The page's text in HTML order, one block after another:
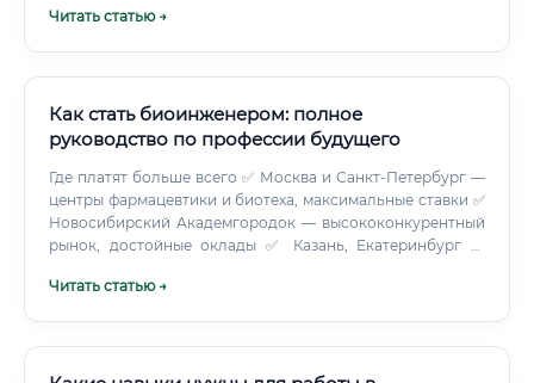
микроорганизмов и растительного сырья как источников
Разработка новых методов анализа состава и свойств
БАВ Оформление результатов исследований в виде
Технологическая деятельность: Разработка и
оптимизация процессов ферментации, экстракции,
хроматографической очистки Работа с биореакторами и
ферментёрами: контроль параметров культивирования
процессов до промышленного уровня (так называемый
Читать статью →
Как стать биоинженером: полное
руководство по профессии будущего
Где платят больше всего ✅ Москва и Санкт-Петербург —
центры фармацевтики и биотеха, максимальные ставки ✅
Новосибирский Академгородок — высококонкурентный
рынок, достойные оклады ✅ Казань, Екатеринбург —
Удалённая работа на международные компании — доход
Читать статью →